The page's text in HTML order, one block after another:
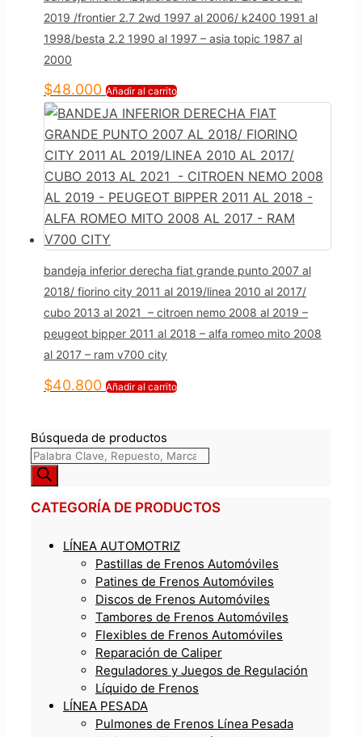
2019 /frontier 2.7 2wd 1997 al 2006/ k2400 1991 al
1998/besta 2.2 1990 al 1997 – asia topic 1987 al
2000
$48.000 Añadir al carrito
bandeja inferior derecha fiat grande punto 2007 al
2018/ fiorino city 2011 al 2019/linea 2010 al 2017/
cubo 2013 al 2021 – citroen nemo 2008 al 2019 –
peugeot bipper 2011 al 2018 – alfa romeo mito 2008
al 2017 – ram v700 city
$40.800 Añadir al carrito
Búsqueda de productos
CATEGORÍA DE PRODUCTOS
LÍNEA AUTOMOTRIZ
Pastillas de Frenos Automóviles
Patines de Frenos Automóviles
Discos de Frenos Automóviles
Tambores de Frenos Automóviles
Flexibles de Frenos Automóviles
Reparación de Caliper
Reguladores y Juegos de Regulación
Líquido de Frenos
LÍNEA PESADA
Pulmones de Frenos Línea Pesada